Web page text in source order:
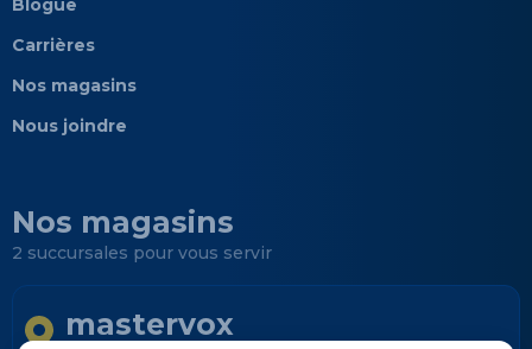
Blogue
Carrières
Nos magasins
Nous joindre
Nos magasins
2 succursales pour vous servir
mastervox